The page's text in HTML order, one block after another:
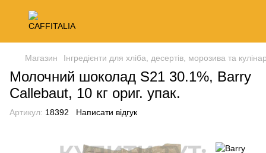
Магазин Інгредієнти для хліба, десертів, морозива та
Молочний шоколад S21 30.1%, Barry
Callebaut, 10 кг ориг. упак.
Артикул: 18392 Написати відгук